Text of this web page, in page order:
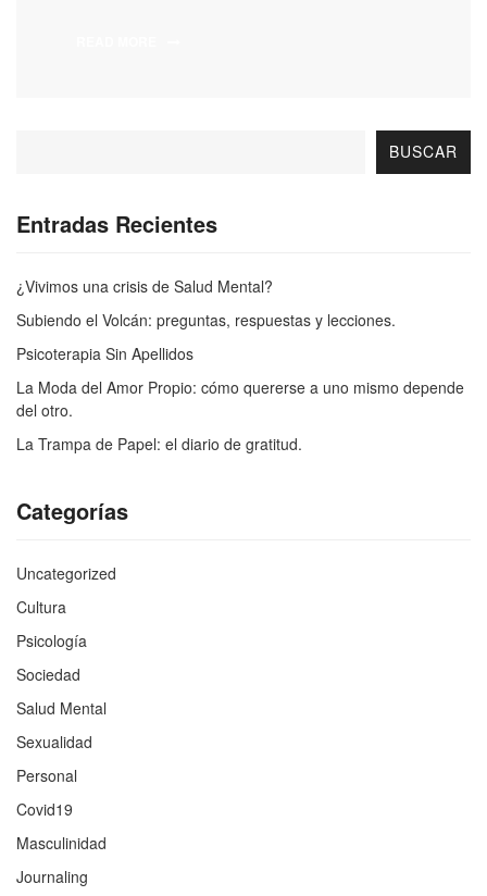
BUSCAR
Entradas Recientes
¿Vivimos una crisis de Salud Mental?
Subiendo el Volcán: preguntas, respuestas y lecciones.
Psicoterapia Sin Apellidos
La Moda del Amor Propio: cómo quererse a uno mismo depende
del otro.
La Trampa de Papel: el diario de gratitud.
Categorías
Uncategorized
Cultura
Psicología
Sociedad
Salud Mental
Sexualidad
Personal
Covid19
Masculinidad
Journaling